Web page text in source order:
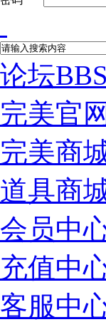
论坛BBS
完美官网
完美商
道具商
会员中
充值中
客服中